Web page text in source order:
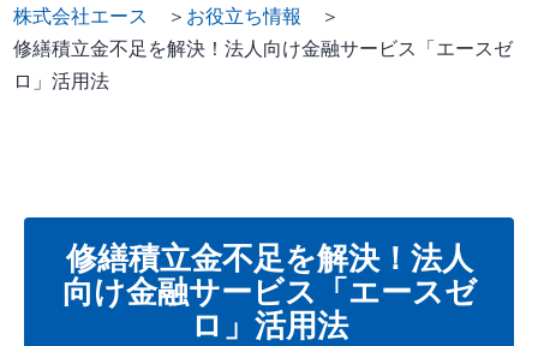
株式会社エース ＞ お役立ち情報
＞
修繕積立金不足を解決！法人向け金融サービス「エースゼ
ロ」活用法
修繕積立金不足を解決！法人
向け金融サービス「エースゼ
ロ」活用法